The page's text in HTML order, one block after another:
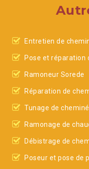
Entretien de
Pose et réparation
Ramoneur Sorede
Réparation de
Tunage de
Ramonage de
Débistrage de
Poseur et pose de